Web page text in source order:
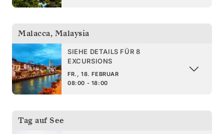
Malacca, Malaysia
SIEHE DETAILS FÜR 8
EXCURSIONS
FR., 18. FEBRUAR
08:00 - 18:00
Tag auf See